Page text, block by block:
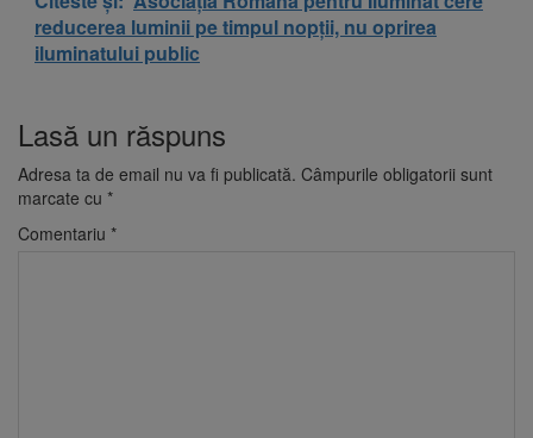
reducerea luminii pe timpul nopții, nu oprirea
iluminatului public
Lasă un răspuns
Adresa ta de email nu va fi publicată. Câmpurile obligatorii sunt
marcate cu *
Comentariu *